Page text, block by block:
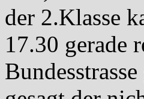
der 2.Klasse
17.30 gerade